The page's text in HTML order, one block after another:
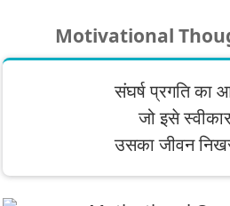
Motivational
संघर्ष प्रगति का
जो इसे
उसका जीवन